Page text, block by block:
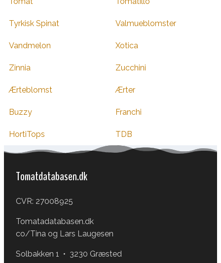
Tyrkisk Spinat Valmueblomster
Vandmelon Xotica
Zinnia Zucchini
Ærteblomst Ærter
Buzzy Franchi
HortiTops TDB
Tomatdatabasen.dk
CVR: 27008925
Tomatadatabasen.dk
co/Tina og Lars Laugesen
Solbakken 1 • 3230 Græsted